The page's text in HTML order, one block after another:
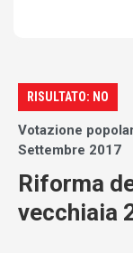
RISULTATO: NO
Votazione
Settembre 2017
Riforma
vecchiaia